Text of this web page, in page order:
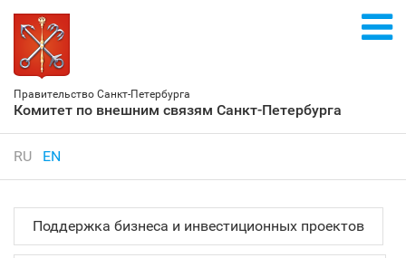
Правительство Санкт‑Петербурга
Комитет по внешним связям Санкт‑Петербурга
RU EN
Поддержка бизнеса и инвестиционных проектов